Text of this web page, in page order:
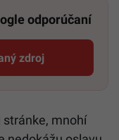
odporúčaní
zdroj
odkaz sa otvorí v
stránke, mnohí